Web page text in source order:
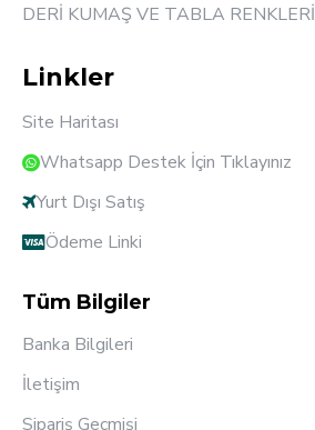
DERİ KUMAŞ VE TABLA RENKLERİ
Linkler
Site Haritası
Whatsapp Destek İçin Tıklayınız
Yurt Dışı Satış
Ödeme Linki
Tüm Bilgiler
Banka Bilgileri
İletişim
Sipariş Geçmişi